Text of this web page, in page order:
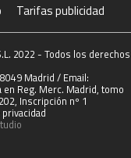
Tarifas publicidad
2022 - Todos los derechos
Madrid / Email:
Reg. Merc. Madrid, tomo
Inscripción nº 1